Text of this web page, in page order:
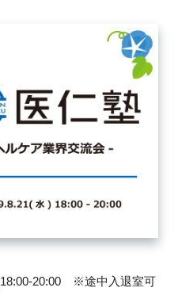
20:00 ※途中入退室可